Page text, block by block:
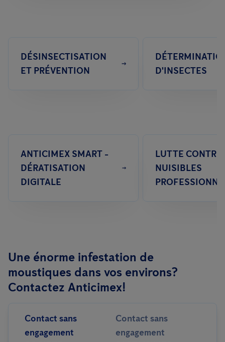
DÉSINSECTISATION
ET PRÉVENTION
D'INSECTES
ANTICIMEX SMART -
DÉRATISATION
DIGITALE
LUTTE CONTRE
NUISIBLES
Une énorme infestation de
moustiques dans vos environs?
Contactez Anticimex!
Contact sans
engagement
Contact sans
engagement